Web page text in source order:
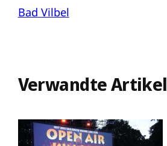
Bad Vilbel
Verwandte Artikel